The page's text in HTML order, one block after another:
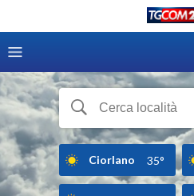
Ciorlano 35°